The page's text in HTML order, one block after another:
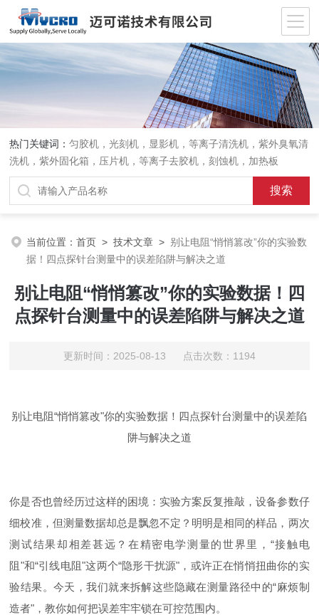
热门关键词：匀胶机，光刻机，显影机，等离子清洗机，紫外臭氧清
洗机，紫外固化箱，压片机，等离子去胶机，刻蚀机，加热板
当前位置：首页 >技术文章 > 别让电阻“悄悄篡改”你的实验数
据！四点探针台测量中的误差陷阱与解决之道
别让电阻“悄悄篡改”你的实验数据！四
点探针台测量中的误差陷阱与解决之道
更新时间：2025-08-13 点击次数：1194
别让电阻“悄悄篡改"你的实验数据！ 四点探针台测量中的误差陷
阱与解决之道
你是否也曾经历过这样的困境：实验方案反复推敲，设备参数仔
细校准，但测量数据却总是飘忽不定？明明是相同的样品，两次
测试结果却相差甚远？在精密电学测量的世界里， “接触电
阻"和“引线电阻"这两个“隐形干扰源"，或许正在悄悄扭曲你的实
验结果。今天，我们就来拆解这些隐藏在测量路径中的“麻烦制
造者"，教你如何把误差牢牢锁在可控范围内。